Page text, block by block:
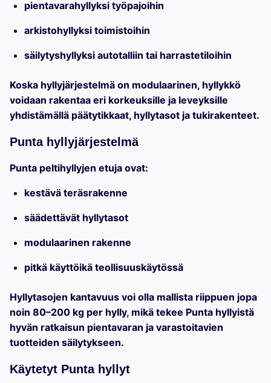
pientavarahyllyksi työpajoihin
arkistohyllyksi toimistoihin
säilytyshyllyksi autotalliin tai harrastetiloihin
Koska hyllyjärjestelmä on modulaarinen, hyllykkö
voidaan rakentaa eri korkeuksille ja leveyksille
yhdistämällä päätytikkaat, hyllytasot ja tukirakenteet.
Punta hyllyjärjestelmä
Punta peltihyllyjen etuja ovat:
kestävä teräsrakenne
säädettävät hyllytasot
modulaarinen rakenne
pitkä käyttöikä teollisuuskäytössä
Hyllytasojen kantavuus voi olla mallista riippuen jopa
noin 80–200 kg per hylly, mikä tekee Punta hyllyistä
hyvän ratkaisun pientavaran ja varastoitavien
tuotteiden säilytykseen.
Käytetyt Punta hyllyt